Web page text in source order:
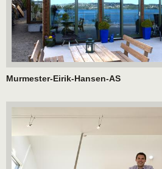
Murmester-Eirik-Hansen-AS